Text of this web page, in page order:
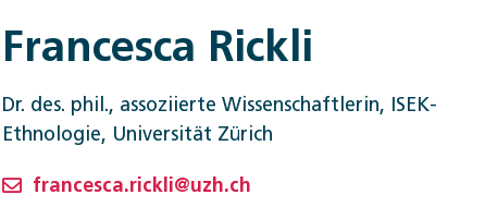
Francesca Rickli
Dr. des. phil., assoziierte Wissenschaftlerin, ISEK-
Ethnologie, Universität Zürich
francesca.rickli@uzh.ch